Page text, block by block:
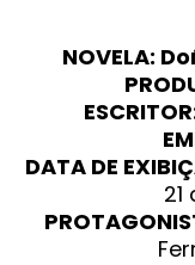
NOVELA:
DATA DE
21